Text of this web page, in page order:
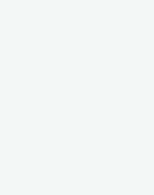
neuesten
and communities:
als 1.500 Besucherinnen